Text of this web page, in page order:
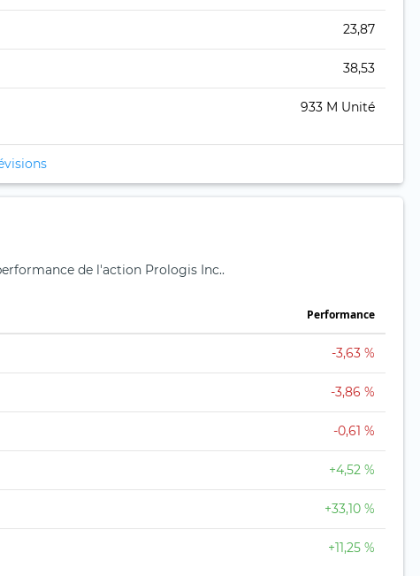
23,87
38,53
933 M Unité
de l'action Prologis Inc..
Performance
-3,63 %
-3,86 %
-0,61 %
+4,52 %
+33,10 %
+11,25 %